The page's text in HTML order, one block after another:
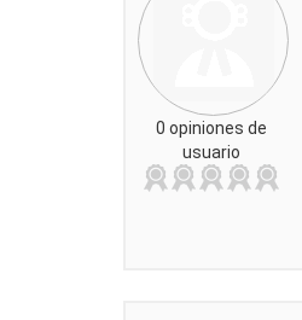
0 opiniones de
usuario